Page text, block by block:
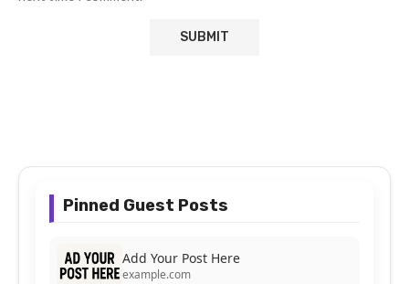
Pinned Guest Posts
Add Your Post Here
example.com